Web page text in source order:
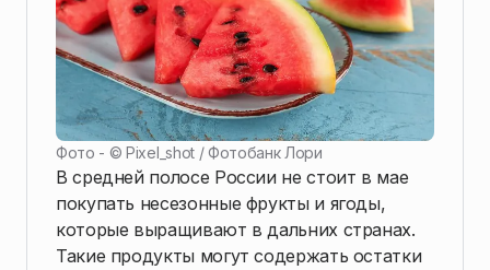
Фото - ©Pixel_shot / Фотобанк Лори
В средней полосе России не стоит в мае
покупать несезонные фрукты и ягоды,
которые выращивают в дальних странах.
Такие продукты могут содержать остатки